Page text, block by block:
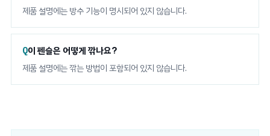
제품 설명에는 방수 기능이 명시되어 있지 않습니다.
이 펜슬은 어떻게 깎나요?
제품 설명에는 깎는 방법이 포함되어 있지 않습니다.